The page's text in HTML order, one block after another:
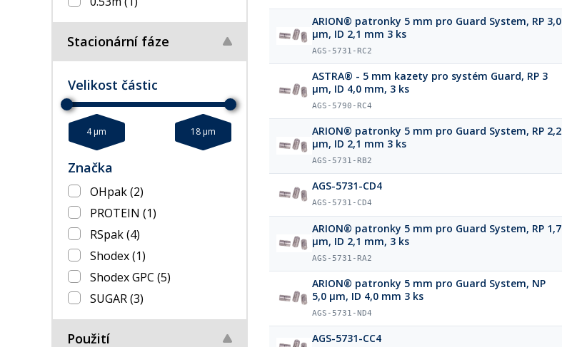
Stacionární fáze
Velikost částic
4 µm 18 µm
Značka
OHpak(2)
PROTEIN (1)
RSpak(4)
Shodex(1)
Shodex GPC (5)
SUGAR(3)
Použití
ARION® patronky 5 mm pro Guard System, RP 3,0
µm, ID 2,1 mm 3 ks
AGS-5731-RC2
ASTRA® - 5 mm kazety pro systém Guard, RP 3
µm, ID 4,0 mm, 3 ks
AGS-5790-RC4
ARION® patronky 5 mm pro Guard System, RP 2,2
µm, ID 2,1 mm 3 ks
AGS-5731-RB2
AGS-5731-CD4
AGS-5731-CD4
ARION® patronky 5 mm pro Guard System, RP 1,7
µm, ID 2,1 mm, 3 ks
AGS-5731-RA2
ARION® patronky 5 mm pro Guard System, NP
5,0 µm, ID 4,0 mm 3 ks
AGS-5731-ND4
AGS-5731-CC4